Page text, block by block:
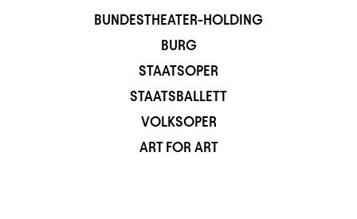
BUNDESTHEATER-HOLDING
BURG
STAATSOPER
STAATSBALLETT
VOLKSOPER
ART FOR ART